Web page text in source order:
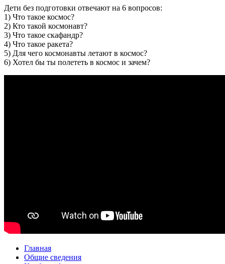
Дети без подготовки отвечают на 6 вопросов:
1) Что такое космос?
2) Кто такой космонавт?
3) Что такое скафандр?
4) Что такое ракета?
5) Для чего космонавты летают в космос?
6) Хотел бы ты полететь в космос и зачем?
Главная
Общие сведения